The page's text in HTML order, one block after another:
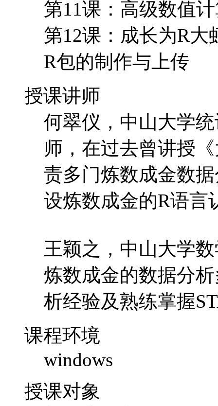
第11课：高级数值
第12课：成长为R
R包的制作与上传
授课讲师
何翠仪，中山大学
师，在过去曾讲授
责多门炼数成金数
设炼数成金的R语言
王颖之，中山大学
炼数成金的数据分
析经验及熟练掌握
课程环境
windows
授课对象